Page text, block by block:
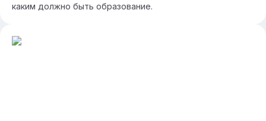
каким должно быть образование.